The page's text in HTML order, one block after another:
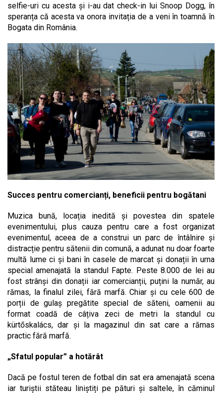
selfie-uri cu acesta și i-au dat check-in lui Snoop Dogg, în
speranța că acesta va onora invitația de a veni în toamnă în
Bogata din România.
Succes pentru comercianți, beneficii pentru bogătani
Muzica bună, locația inedită și povestea din spatele
evenimentului, plus cauza pentru care a fost organizat
evenimentul, aceea de a construi un parc de întâlnire și
distracție pentru sătenii din comună, a adunat nu doar foarte
multă lume ci și bani în casele de marcat și donații în urna
special amenajată la standul Fapte. Peste 8.000 de lei au
fost strânși din donații iar comercianții, puțini la număr, au
rămas, la finalul zilei, fără marfă. Chiar și cu cele 600 de
porții de gulaș pregătite special de săteni, oamenii au
format coadă de câțiva zeci de metri la standul cu
kürtőskalács, dar și la magazinul din sat care a rămas
practic fără marfă.
„Sfatul popular” a hotărât
Dacă pe fostul teren de fotbal din sat era amenajată scena
iar turiștii stăteau liniștiți pe pături și saltele, în căminul